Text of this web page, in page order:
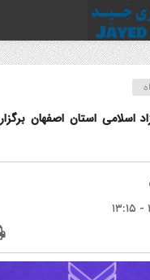
اسلامی استان اصفهان برگزار